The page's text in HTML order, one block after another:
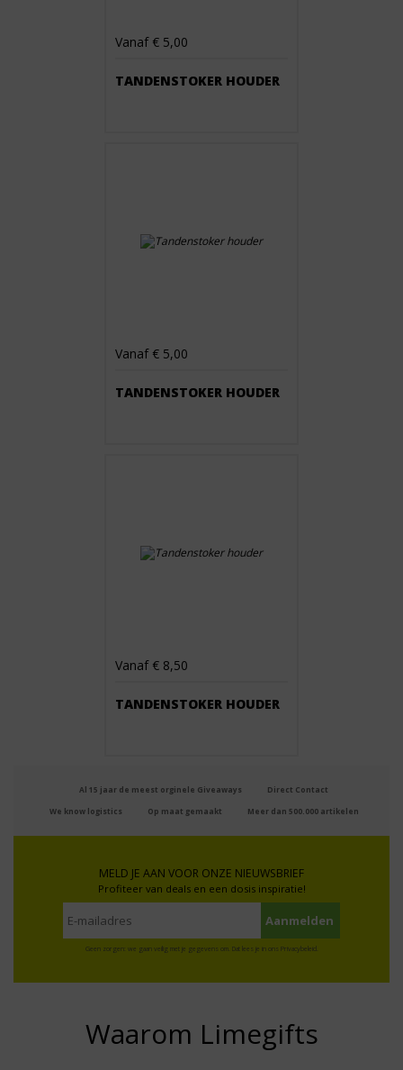
Vanaf € 5,00
TANDENSTOKER HOUDER
Vanaf € 5,00
TANDENSTOKER HOUDER
Vanaf € 8,50
TANDENSTOKER HOUDER
Al 15 jaar de meest orginele Giveaways Direct Contact
We know logistics Op maat gemaakt Meer dan 500.000 artikelen
MELD JE AAN VOOR ONZE NIEUWSBRIEF
Profiteer van deals en een dosis inspiratie!
Geen zorgen: we gaan veilig met je gegevens om. Dat lees je in ons Privacybeleid.
Waarom Limegifts